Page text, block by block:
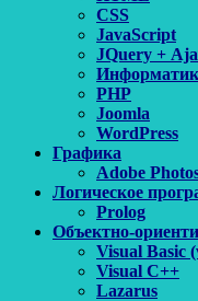
CSS
JavaScript
JQuery +
PHP
Joomla
WordPress
Графика
Adobe
Логическое
Prolog
Объектно-
Visual Basic
Visual C++
Lazarus